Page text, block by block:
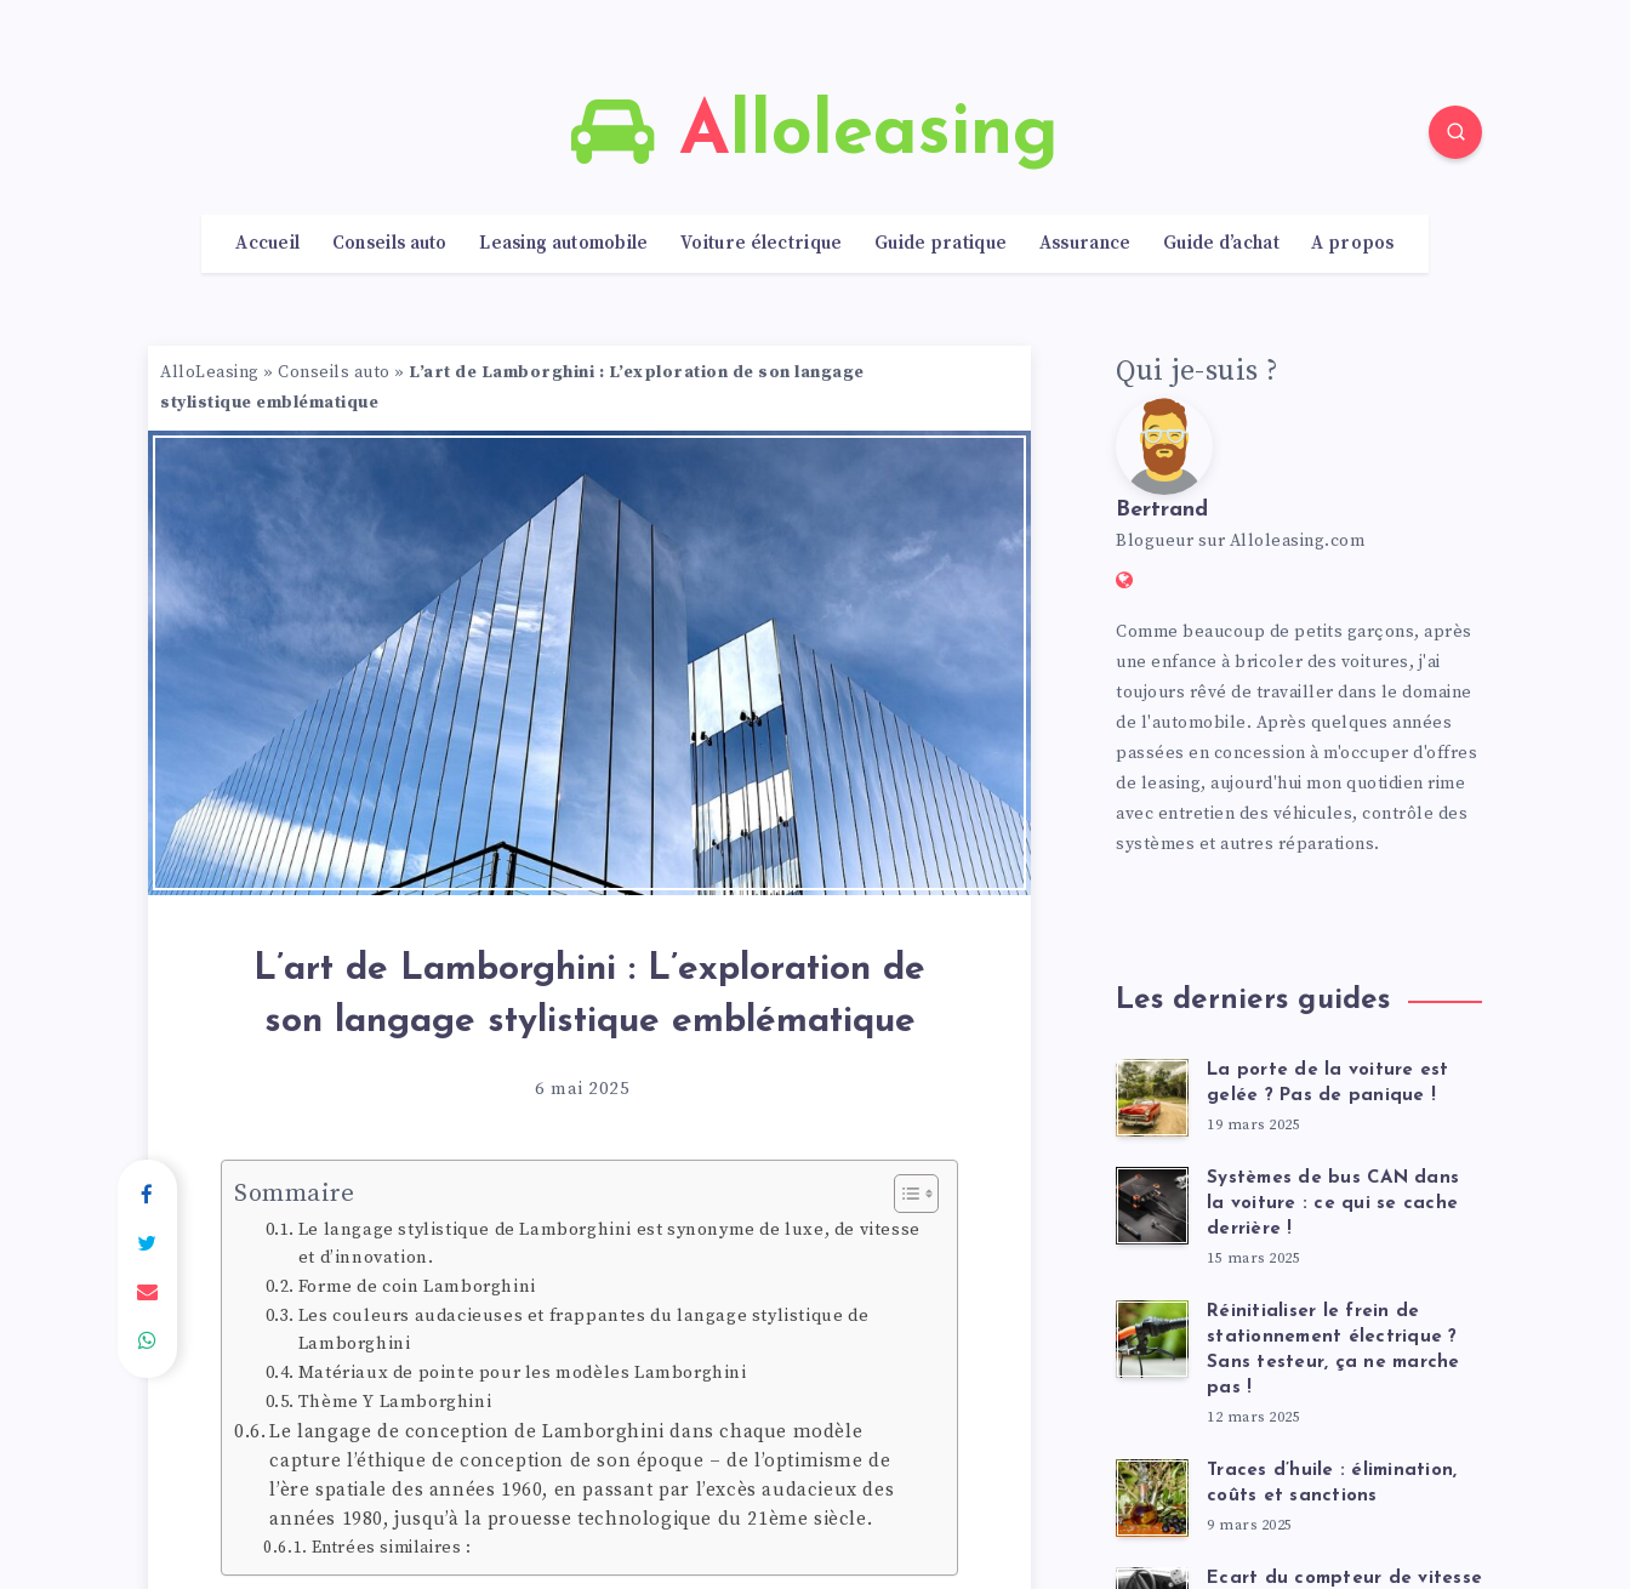
Alloleasing
Accueil Conseils auto Leasing automobile Voiture électrique Guide pratique Assurance Guide d’achat A propos
AlloLeasing » Conseils auto » L’art de Lamborghini : L’exploration de son langage
stylistique emblématique
L’art de Lamborghini : L’exploration de
son langage stylistique emblématique
6 mai 2025
Sommaire
Le langage stylistique de Lamborghini est synonyme de luxe, de vitesse
et d’innovation.
Forme de coin Lamborghini
Les couleurs audacieuses et frappantes du langage stylistique de
Lamborghini
Matériaux de pointe pour les modèles Lamborghini
Thème Y Lamborghini
Le langage de conception de Lamborghini dans chaque modèle
capture l’éthique de conception de son époque – de l’optimisme de
l’ère spatiale des années 1960, en passant par l’excès audacieux des
années 1980, jusqu’à la prouesse technologique du 21ème siècle.
Entrées similaires :
Qui je-suis ?
Bertrand
Blogueur sur Alloleasing.com
Comme beaucoup de petits garçons, après
une enfance à bricoler des voitures, j'ai
toujours rêvé de travailler dans le domaine
de l'automobile. Après quelques années
passées en concession à m'occuper d'offres
de leasing, aujourd'hui mon quotidien rime
avec entretien des véhicules, contrôle des
systèmes et autres réparations.
Les derniers guides
La porte de la voiture est
gelée ? Pas de panique !
19 mars 2025
Systèmes de bus CAN dans
la voiture : ce qui se cache
derrière !
15 mars 2025
Réinitialiser le frein de
stationnement électrique ?
Sans testeur, ça ne marche
pas !
12 mars 2025
Traces d’huile : élimination,
coûts et sanctions
9 mars 2025
Ecart du compteur de vitesse